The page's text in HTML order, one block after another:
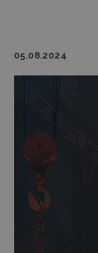
05.08.2024